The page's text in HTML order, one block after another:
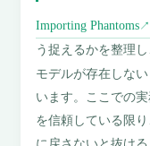
Importing Phantoms↗
う捉えるかを整理
モデルが存在しな
います。ここでの
を信頼している限